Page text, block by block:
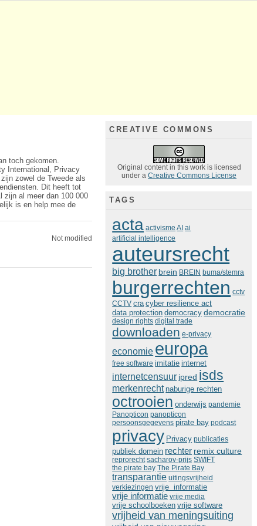
toch gekomen.
International, Privacy
zowel de Tweede als
Dit heeft tot
zijn al meer dan 100 000
is en help mee de
Not modified
CREATIVE COMMONS
Original content in this work is licensed
under aCreative Commons License
TAGS
acta activisme AI ai
artificial intelligence
auteursrecht
big brother brein BREIN buma/stemra
burgerrechten cctv
CCTV cra cyber resilience act
data protection democracy democratie
design rights digital trade
downloaden e-privacy
economie europa
free software imitatie internet
internetcensuur ipred isds
merkenrecht naburige rechten
octrooien onderwijs pandemie
Panopticon panopticon
persoonsgegevens pirate bay podcast
privacy Privacy publicaties
publiek domein rechter remix culture
reprorecht sacharov-prijs SWIFT
the pirate bay The Pirate Bay
transparantie uitingsvrijheid
verkiezingen vrije informatie
vrije informatie vrije media
vrije schoolboeken vrije software
vrijheid van meningsuiting